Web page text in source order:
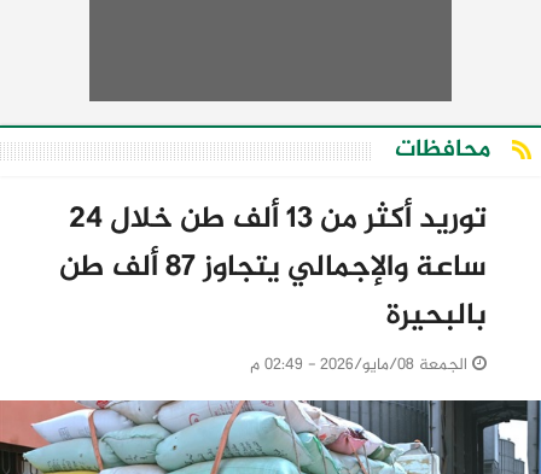
محافظات
توريد أكثر من 13 ألف طن خلال 24
ساعة والإجمالي يتجاوز 87 ألف طن
بالبحيرة
الجمعة 08/مايو/2026 - 02:49 م